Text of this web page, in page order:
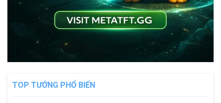
TOP TƯỚNG PHỔ BIẾN